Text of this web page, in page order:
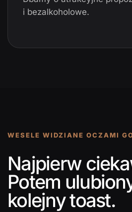
i bezalkoholowe.
WESELE WIDZIANE OCZAMI
Najpierw
Potem
kolejny toast.